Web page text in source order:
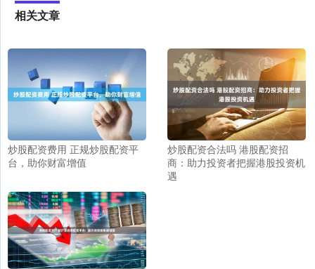
相关文章
炒股配资费用 正规炒股配资平
台，助你财富增值
炒股配资合法吗 港股配资招
商：助力投资者把握港股投资机
遇